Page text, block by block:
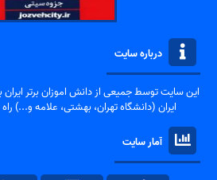
درباره سایت
این سایت توسط جمیعی از دانش اموزان برتر ایران
ایران (دانشگاه تهران، بهشتی، علامه و...)
آمار سایت